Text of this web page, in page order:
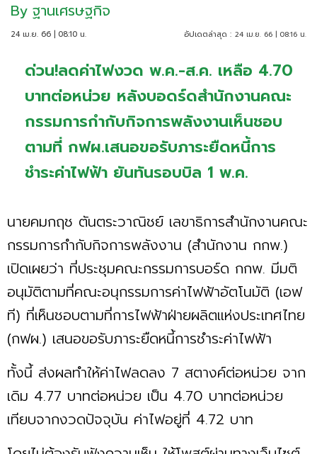
By ฐานเศรษฐกิจ
24 เม.ย. 66 | 08:10 น. อัปเดตล่าสุด : 24 เม.ย. 66 | 08:16 น.
ด่วน!ลดค่าไฟงวด พ.ค.-ส.ค. เหลือ 4.70
บาทต่อหน่วย หลังบอดร์ดสำนักงานคณะ
กรรมการกำกับกิจการพลังงานเห็นชอบ
ตามที่ กฟผ.เสนอขอรับภาระยืดหนี้การ
ชำระค่าไฟฟ้า ยันทันรอบบิล 1 พ.ค.
นายคมกฤช ตันตระวาณิชย์ เลขาธิการสำนักงานคณะ
กรรมการกำกับกิจการพลังงาน (สำนักงาน กกพ.)
เปิดเผยว่า ที่ประชุมคณะกรรมการบอร์ด กกพ. มีมติ
อนุมัติตามที่คณะอนุกรรมการค่าไฟฟ้าอัตโนมัติ (เอฟ
ที) ที่เห็นชอบตามที่การไฟฟ้าฝ่ายผลิตแห่งประเทศไทย
(กฟผ.) เสนอขอรับภาระยืดหนี้การชำระค่าไฟฟ้า
ทั้งนี้ ส่งผลทำให้ค่าไฟลดลง 7 สตางค์ต่อหน่วย จาก
เดิม 4.77 บาทต่อหน่วย เป็น 4.70 บาทต่อหน่วย
เทียบจากงวดปัจจุบัน ค่าไฟอยู่ที่ 4.72 บาท